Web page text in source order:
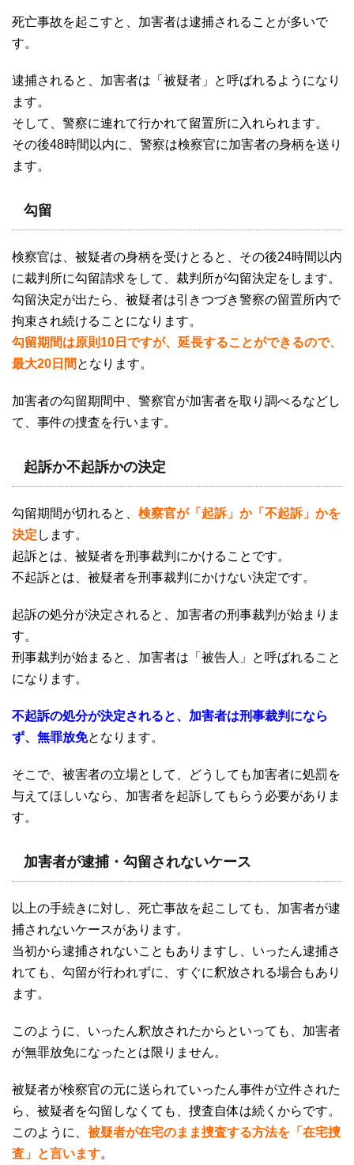
死亡事故を起こすと、加害者は逮捕されることが多いで
す。
逮捕されると、加害者は「被疑者」と呼ばれるようになり
ます。
そして、警察に連れて行かれて留置所に入れられます。
その後48時間以内に、警察は検察官に加害者の身柄を送り
ます。
勾留
検察官は、被疑者の身柄を受けとると、その後24時間以内
に裁判所に勾留請求をして、裁判所が勾留決定をします。
勾留決定が出たら、被疑者は引きつづき警察の留置所内で
拘束され続けることになります。
勾留期間は原則10日ですが、延長することができるので、
最大20 日間 となります。
加害者の勾留期間中、警察官が加害者を取り調べるなどし
て、事件の捜査を行います。
起訴か不起訴かの決定
勾留期間が切れると、 検察官が「起訴」か「不起訴」かを
決定 します。
起訴とは、被疑者を刑事裁判にかけることです。
不起訴とは、被疑者を刑事裁判にかけない決定です。
起訴の処分が決定されると、加害者の刑事裁判が始まりま
す。
刑事裁判が始まると、加害者は「被告人」と呼ばれること
になります。
不起訴の処分が決定されると、加害者は刑事裁判になら
ず、無罪放免となります。
そこで、被害者の立場として、どうしても加害者に処罰を
与えてほしいなら、加害者を起訴してもらう必要がありま
す。
加害者が逮捕・勾留されないケース
以上の手続きに対し、死亡事故を起こしても、加害者が逮
捕されないケースがあります。
当初から逮捕されないこともありますし、いったん逮捕さ
れても、勾留が行われずに、すぐに釈放される場合もあり
ます。
このように、いったん釈放されたからといっても、加害者
が無罪放免になったとは限りません。
被疑者が検察官の元に送られていったん事件が立件された
ら、被疑者を勾留しなくても、捜査自体は続くからです。
このように、 被疑者が在宅のまま捜査する方法を「在宅捜
査」と言います。